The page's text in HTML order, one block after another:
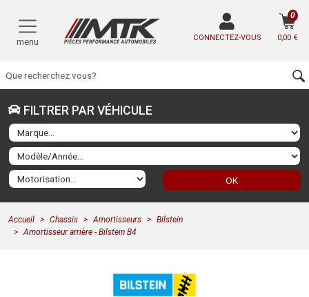
menu CONNECTEZ-VOUS 0,00 €
0
FILTRER PAR VÉHICULE
OK
Accueil Chassis Amortisseurs
Bilstein
Amortisseur arrière - Bilstein B4